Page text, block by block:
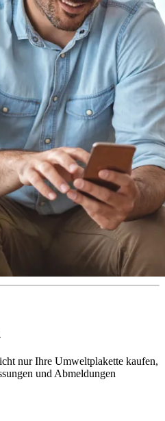
nur Ihre Umweltplakette kaufen,
und Abmeldungen